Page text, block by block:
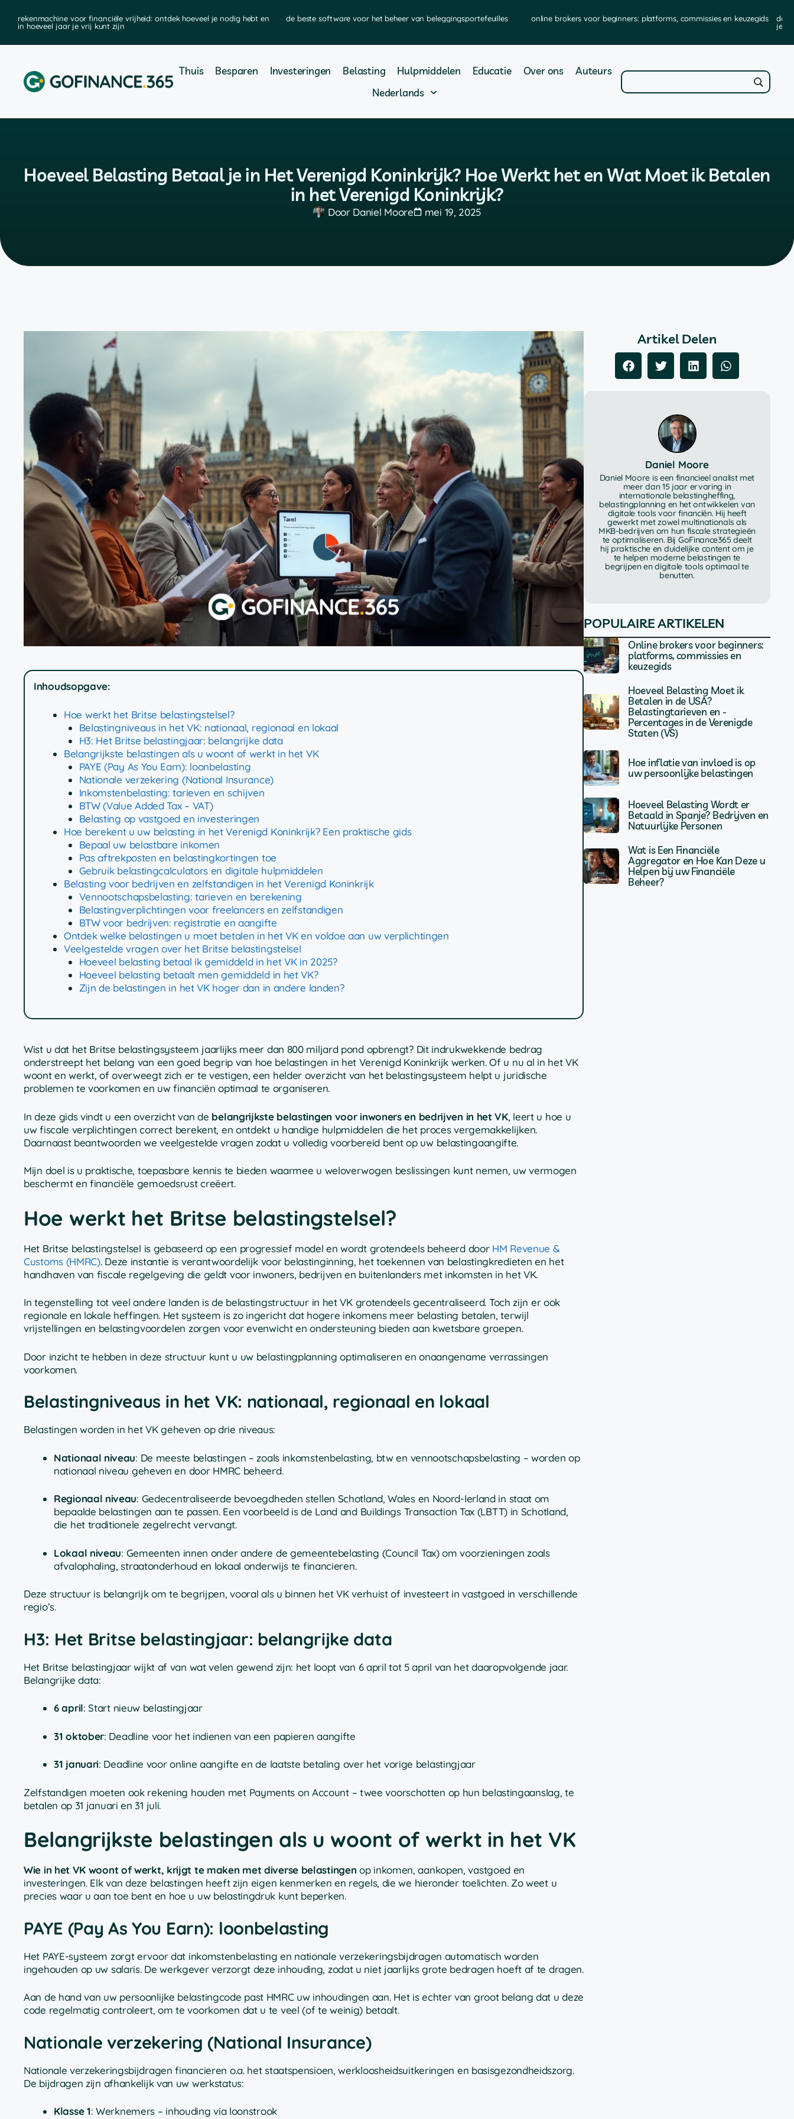
rekenmachine voor financiële vrijheid: ontdek hoeveel je nodig hebt en
in hoeveel jaar je vrij kunt zijn
de beste software voor het beheer van beleggingsportefeuilles online brokers voor beginners: platforms, commissies en keuzegids
de
je
Thuis Besparen Investeringen Belasting Hulpmiddelen Educatie Over ons
Auteurs
Nederlands
Hoeveel Belasting Betaal je in Het Verenigd Koninkrijk? Hoe Werkt het en Wat Moet ik Betalen
in het Verenigd Koninkrijk?
DoorDaniel Moore mei 19, 2025
Inhoudsopgave:
Hoe werkt het Britse belastingstelsel?
Belastingniveaus in het VK: nationaal, regionaal en lokaal
H3: Het Britse belastingjaar: belangrijke data
Belangrijkste belastingen als u woont of werkt in het VK
PAYE (Pay As You Earn): loonbelasting
Nationale verzekering (National Insurance)
Inkomstenbelasting: tarieven en schijven
BTW (Value Added Tax – VAT)
Belasting op vastgoed en investeringen
Hoe berekent u uw belasting in het Verenigd Koninkrijk? Een praktische gids
Bepaal uw belastbare inkomen
Pas aftrekposten en belastingkortingen toe
Gebruik belastingcalculators en digitale hulpmiddelen
Belasting voor bedrijven en zelfstandigen in het Verenigd Koninkrijk
Vennootschapsbelasting: tarieven en berekening
Belastingverplichtingen voor freelancers en zelfstandigen
BTW voor bedrijven: registratie en aangifte
Ontdek welke belastingen u moet betalen in het VK en voldoe aan uw verplichtingen
Veelgestelde vragen over het Britse belastingstelsel
Hoeveel belasting betaal ik gemiddeld in het VK in 2025?
Hoeveel belasting betaalt men gemiddeld in het VK?
Zijn de belastingen in het VK hoger dan in andere landen?
Wist u dat het Britse belastingsysteem jaarlijks meer dan 800 miljard pond opbrengt? Dit indrukwekkende bedrag
onderstreept het belang van een goed begrip van hoe belastingen in het Verenigd Koninkrijk werken. Of u nu al in het VK
woont en werkt, of overweegt zich er te vestigen, een helder overzicht van het belastingsysteem helpt u juridische
problemen te voorkomen en uw financiën optimaal te organiseren.
In deze gids vindt u een overzicht van de belangrijkste belastingen voor inwoners en bedrijven in het VK, leert u hoe u
uw fiscale verplichtingen correct berekent, en ontdekt u handige hulpmiddelen die het proces vergemakkelijken.
Daarnaast beantwoorden we veelgestelde vragen zodat u volledig voorbereid bent op uw belastingaangifte.
Mijn doel is u praktische, toepasbare kennis te bieden waarmee u weloverwogen beslissingen kunt nemen, uw vermogen
beschermt en financiële gemoedsrust creëert.
Hoe werkt het Britse belastingstelsel?
Het Britse belastingstelsel is gebaseerd op een progressief model en wordt grotendeels beheerd door HM Revenue &
Customs (HMRC). Deze instantie is verantwoordelijk voor belastinginning, het toekennen van belastingkredieten en het
handhaven van fiscale regelgeving die geldt voor inwoners, bedrijven en buitenlanders met inkomsten in het VK.
In tegenstelling tot veel andere landen is de belastingstructuur in het VK grotendeels gecentraliseerd. Toch zijn er ook
regionale en lokale heffingen. Het systeem is zo ingericht dat hogere inkomens meer belasting betalen, terwijl
vrijstellingen en belastingvoordelen zorgen voor evenwicht en ondersteuning bieden aan kwetsbare groepen.
Door inzicht te hebben in deze structuur kunt u uw belastingplanning optimaliseren en onaangename verrassingen
voorkomen.
Belastingniveaus in het VK: nationaal, regionaal en lokaal
Belastingen worden in het VK geheven op drie niveaus:
Nationaal niveau: De meeste belastingen – zoals inkomstenbelasting, btw en vennootschapsbelasting – worden op
nationaal niveau geheven en door HMRC beheerd.
Regionaal niveau: Gedecentraliseerde bevoegdheden stellen Schotland, Wales en Noord-Ierland in staat om
bepaalde belastingen aan te passen. Een voorbeeld is de Land and Buildings Transaction Tax (LBTT) in Schotland,
die het traditionele zegelrecht vervangt.
Lokaal niveau: Gemeenten innen onder andere de gemeentebelasting (Council Tax) om voorzieningen zoals
afvalophaling, straatonderhoud en lokaal onderwijs te financieren.
Deze structuur is belangrijk om te begrijpen, vooral als u binnen het VK verhuist of investeert in vastgoed in verschillende
regio’s.
H3: Het Britse belastingjaar: belangrijke data
Het Britse belastingjaar wijkt af van wat velen gewend zijn: het loopt van 6 april tot 5 april van het daaropvolgende jaar.
Belangrijke data:
6 april: Start nieuw belastingjaar
31 oktober: Deadline voor het indienen van een papieren aangifte
31 januari: Deadline voor online aangifte en de laatste betaling over het vorige belastingjaar
Zelfstandigen moeten ook rekening houden met Payments on Account – twee voorschotten op hun belastingaanslag, te
betalen op 31 januari en 31 juli.
Belangrijkste belastingen als u woont of werkt in het VK
Wie in het VK woont of werkt, krijgt te maken met diverse belastingen op inkomen, aankopen, vastgoed en
investeringen. Elk van deze belastingen heeft zijn eigen kenmerken en regels, die we hieronder toelichten. Zo weet u
precies waar u aan toe bent en hoe u uw belastingdruk kunt beperken.
PAYE (Pay As You Earn): loonbelasting
Het PAYE-systeem zorgt ervoor dat inkomstenbelasting en nationale verzekeringsbijdragen automatisch worden
ingehouden op uw salaris. De werkgever verzorgt deze inhouding, zodat u niet jaarlijks grote bedragen hoeft af te dragen.
Aan de hand van uw persoonlijke belastingcode past HMRC uw inhoudingen aan. Het is echter van groot belang dat u deze
code regelmatig controleert, om te voorkomen dat u te veel (of te weinig) betaalt.
Nationale verzekering (National Insurance)
Nationale verzekeringsbijdragen financieren o.a. het staatspensioen, werkloosheidsuitkeringen en basisgezondheidszorg.
De bijdragen zijn afhankelijk van uw werkstatus:
Klasse 1: Werknemers – inhouding via loonstrook
Artikel Delen
Daniel Moore
Daniel Moore is een financieel analist met
meer dan 15 jaar ervaring in
internationale belastingheffing,
belastingplanning en het ontwikkelen van
digitale tools voor financiën. Hij heeft
gewerkt met zowel multinationals als
MKB-bedrijven om hun fiscale strategieën
te optimaliseren. Bij GoFinance365 deelt
hij praktische en duidelijke content om je
te helpen moderne belastingen te
begrijpen en digitale tools optimaal te
benutten.
POPULAIRE ARTIKELEN
Online brokers voor beginners:
platforms, commissies en
keuzegids
Hoeveel Belasting Moet ik
Betalen in de USA?
Belastingtarieven en -
Percentages in de Verenigde
Staten (VS)
Hoe inflatie van invloed is op
uw persoonlijke belastingen
Hoeveel Belasting Wordt er
Betaald in Spanje? Bedrijven en
Natuurlijke Personen
Wat is Een Financiële
Aggregator en Hoe Kan Deze u
Helpen bij uw Financiële
Beheer?